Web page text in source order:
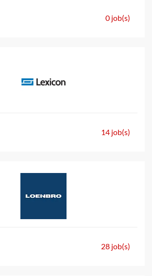
0 job(s)
14 job(s)
28 job(s)